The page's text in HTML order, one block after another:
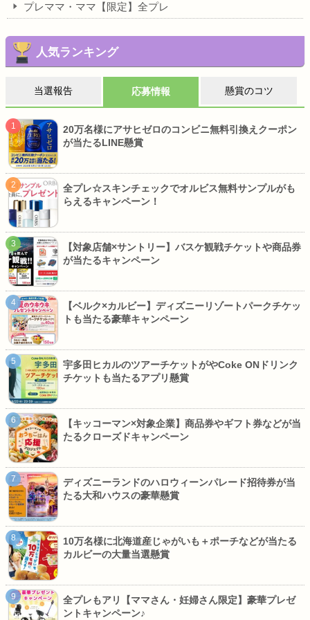
プレママ・ママ【限定】全プレ
人気ランキング
当選報告 応募情報 懸賞のコツ
20万名様にアサヒゼロのコンビニ無料引換えクーポン
が当たるLINE懸賞
全プレ☆スキンチェックでオルビス無料サンプルがも
らえるキャンペーン！
【対象店舗×サントリー】バスケ観戦チケットや商品券
が当たるキャンペーン
【ベルク×カルビー】ディズニーリゾートパークチケッ
トも当たる豪華キャンペーン
宇多田ヒカルのツアーチケットがやCoke ONドリンク
チケットも当たるアプリ懸賞
【キッコーマン×対象企業】商品券やギフト券などが当
たるクローズドキャンペーン
ディズニーランドのハロウィーンパレード招待券が当
たる大和ハウスの豪華懸賞
10万名様に北海道産じゃがいも＋ポーチなどが当たる
カルビーの大量当選懸賞
全プレもアリ【ママさん・妊婦さん限定】豪華プレゼ
ントキャンペーン♪